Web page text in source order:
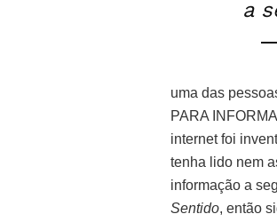
a
uma das
PARA
internet foi
tenha lido nem
informação a
Sentido, então